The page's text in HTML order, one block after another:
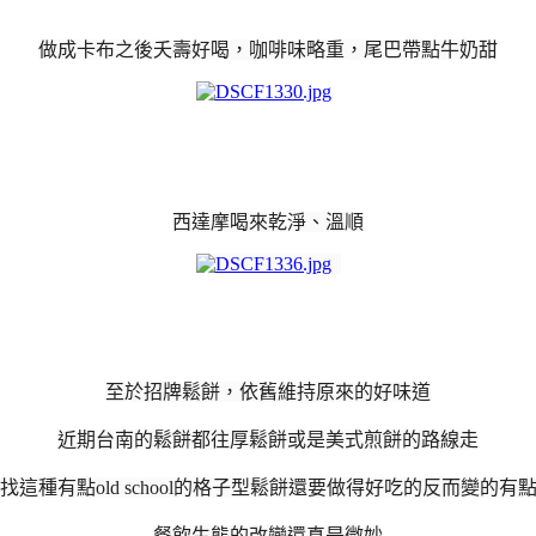
做成卡布之後夭壽好喝，咖啡味略重，尾巴帶點牛奶甜
西達摩喝來乾淨、溫順
至於招牌鬆餅，依舊維持原來的好味道
近期台南的鬆餅都往厚鬆餅或是美式煎餅的路線走
這種有點old school的格子型鬆餅還要做得好吃的反而變的有